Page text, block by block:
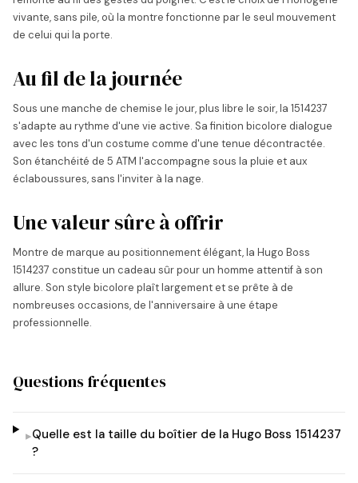
vivante, sans pile, où la montre fonctionne par le seul mouvement
de celui qui la porte.
Au fil de la journée
Sous une manche de chemise le jour, plus libre le soir, la 1514237
s'adapte au rythme d'une vie active. Sa finition bicolore dialogue
avec les tons d'un costume comme d'une tenue décontractée.
Son étanchéité de 5 ATM l'accompagne sous la pluie et aux
éclaboussures, sans l'inviter à la nage.
Une valeur sûre à offrir
Montre de marque au positionnement élégant, la Hugo Boss
1514237 constitue un cadeau sûr pour un homme attentif à son
allure. Son style bicolore plaît largement et se prête à de
nombreuses occasions, de l'anniversaire à une étape
professionnelle.
Questions fréquentes
▸Quelle est la taille du boîtier de la Hugo Boss 1514237
?